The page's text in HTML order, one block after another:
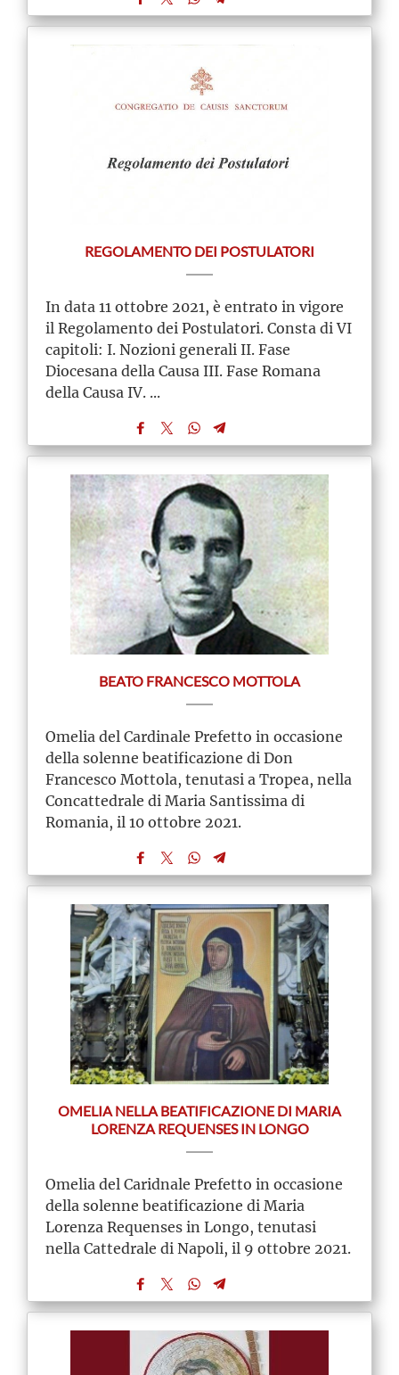
REGOLAMENTO DEI POSTULATORI
In data 11 ottobre 2021, è entrato in vigore
il Regolamento dei Postulatori. Consta di VI
capitoli: I. Nozioni generali II. Fase
Diocesana della Causa III. Fase Romana
della Causa IV. ...
BEATO FRANCESCO MOTTOLA
Omelia del Cardinale Prefetto in occasione
della solenne beatificazione di Don
Francesco Mottola, tenutasi a Tropea, nella
Concattedrale di Maria Santissima di
Romania, il 10 ottobre 2021.
OMELIA NELLA BEATIFICAZIONE DI MARIA
LORENZA REQUENSES IN LONGO
Omelia del Caridnale Prefetto in occasione
della solenne beatificazione di Maria
Lorenza Requenses in Longo, tenutasi
nella Cattedrale di Napoli, il 9 ottobre 2021.